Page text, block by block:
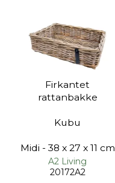
Firkantet
rattanbakke
Kubu
Midi - 38 x 27 x 11 cm
A2 Living
20172A2